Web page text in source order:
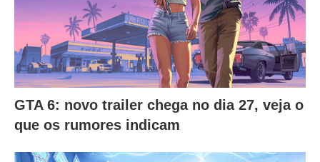
GTA 6: novo trailer chega no dia 27, veja o
que os rumores indicam